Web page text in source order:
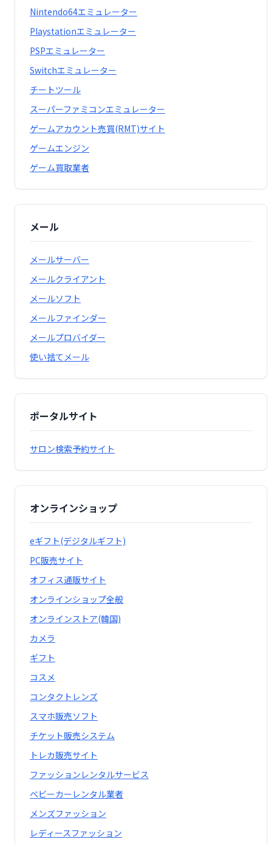
Nintendo64エミュレーター
Playstationエミュレーター
PSPエミュレーター
Switchエミュレーター
チートツール
スーパーファミコンエミュレーター
ゲームアカウント売買(RMT)サイト
ゲームエンジン
ゲーム買取業者
メール
メールサーバー
メールクライアント
メールソフト
メールファインダー
メールプロバイダー
使い捨てメール
ポータルサイト
サロン検索予約サイト
オンラインショップ
eギフト(デジタルギフト)
PC販売サイト
オフィス通販サイト
オンラインショップ全般
オンラインストア(韓国)
カメラ
ギフト
コスメ
コンタクトレンズ
スマホ販売ソフト
チケット販売システム
トレカ販売サイト
ファッションレンタルサービス
ベビーカーレンタル業者
メンズファッション
レディースファッション